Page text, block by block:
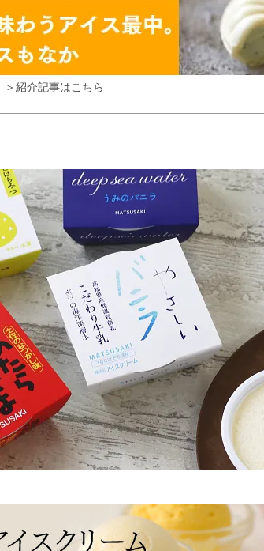
＞紹介記事はこちら